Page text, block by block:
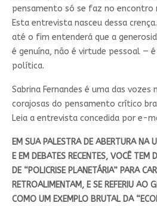
pensamento só se faz no encontro
Esta entrevista nasceu dessa
até o fim entenderá que a
é genuína, não é virtude pessoal —
política.
Sabrina Fernandes é uma das vozes
corajosas do pensamento crítico
Leia a entrevista concedida por e-
EM SUA PALESTRA DE ABERTURA NA
E EM DEBATES RECENTES, VOCÊ TEM
DE “POLICRISE PLANETÁRIA” PARA
RETROALIMENTAM, E SE REFERIU AO
COMO UM EXEMPLO BRUTAL DA